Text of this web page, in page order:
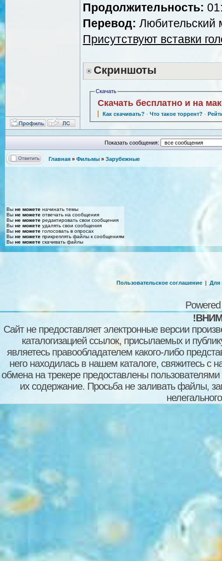
Продолжительность:
Перевод: Любительский
Присутствуют вставки
Скриншоты
Скачать
Скачать бесплатно и на
Как скачивать? · Что такое торрент? ·
Показать сообщения:
Главная » Фильмы » Зарубежные
Вы не можете начинать темы
Вы не можете отвечать на сообщения
Вы не можете редактировать свои сообщения
Вы не можете удалять свои сообщения
Вы не можете голосовать в опросах
Вы не можете прикреплять файлы к сообщениям
Вы не можете скачивать файлы
Пользовательское соглашение | Для
Сайт не предоставляет электронные версии
каталогизацией ссылок, присылаемых и
являетесь правообладателем какого-либо
него находилась в нашем каталоге, свяжитесь
обмена на трекере предоставлены пользователями
их содержание. Просьба не заливать файлы,